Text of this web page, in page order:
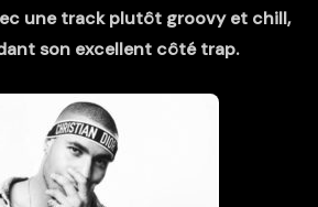
une track plutôt groovy et chill,
son excellent côté trap.